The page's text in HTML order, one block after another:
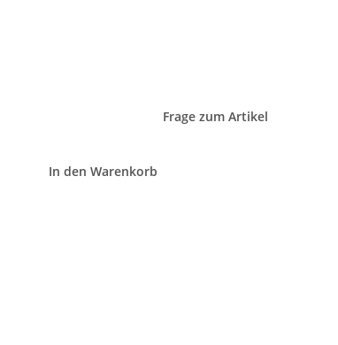
Frage zum Artikel
In den Warenkorb